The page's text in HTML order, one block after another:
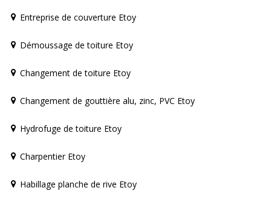
Entreprise de couverture Etoy
Démoussage de toiture Etoy
Changement de toiture Etoy
Changement de gouttière alu, zinc, PVC Etoy
Hydrofuge de toiture Etoy
Charpentier Etoy
Habillage planche de rive Etoy